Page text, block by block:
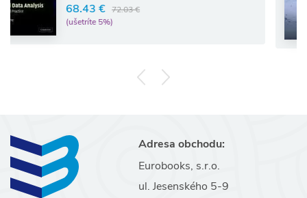
€ 72.03 €
5%)
Adresa obchodu:
Eurobooks, s.r.o.
ul. Jesenského 5-9